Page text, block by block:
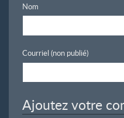
Nom
Courriel (non publié)
Ajoutez votre